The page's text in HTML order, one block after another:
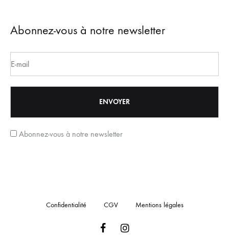
Abonnez-vous à notre newsletter
Abonnez-vous à notre newsletter
Confidentialité CGV Mentions légales
FacebookInstagram